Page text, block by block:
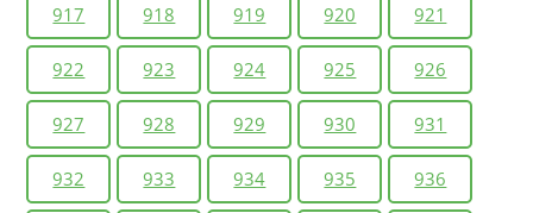
917 918 919 920 921
922 923 924 925 926
927 928 929 930 931
932 933 934 935 936